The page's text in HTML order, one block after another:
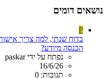
נושאים דומים
P
בדוח שנתי, למה צריך
הכנסה מיודע?
נפתח על ידי paskar
16/6/26
תגובות: 0